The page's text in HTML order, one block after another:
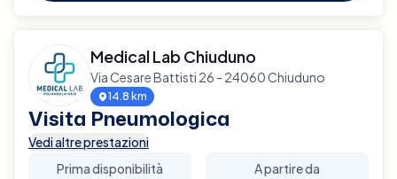
Medical Lab Chiuduno
Via Cesare Battisti 26 - 24060 Chiuduno
14.8 km
Visita Pneumologica
Vedi altre prestazioni
Prima disponibilità
A partire da